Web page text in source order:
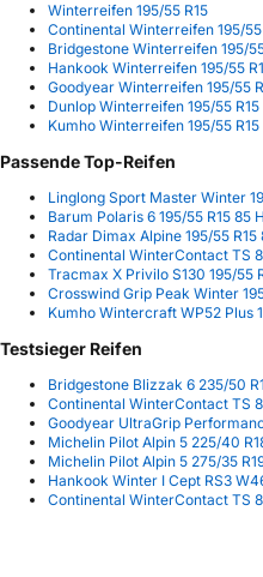
Winterreifen 195/55 R15
Continental Winterreifen 195/55
Bridgestone Winterreifen 195/
Hankook Winterreifen 195/55
Goodyear Winterreifen 195/55
Dunlop Winterreifen 195/55 R15
Kumho Winterreifen 195/55 R15
Passende Top-Reifen
Linglong Sport Master Winter
Barum Polaris 6 195/55 R15 85
Radar Dimax Alpine 195/55
Continental WinterContact TS
Tracmax X Privilo S130 195/55
Crosswind Grip Peak Winter
Kumho Wintercraft WP52 Plus
Testsieger Reifen
Bridgestone Blizzak 6 235/50
Continental WinterContact TS
Goodyear UltraGrip
Michelin Pilot Alpin 5 225/40
Michelin Pilot Alpin 5 275/35
Hankook Winter I Cept RS3
Continental WinterContact TS